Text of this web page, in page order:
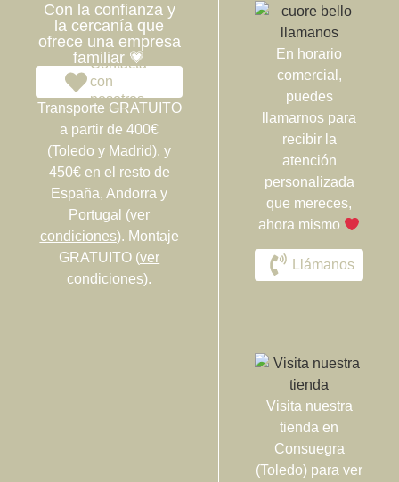
Con la confianza y
la cercanía que
ofrece una empresa
familiar 💗
Contacta
con
nosotros
Transporte GRATUITO
a partir de 400€
(Toledo y Madrid), y
450€ en el resto de
España, Andorra y
Portugal (ver
condiciones). Montaje
GRATUITO (ver
condiciones).
En horario
comercial,
puedes
llamarnos para
recibir la
atención
personalizada
que mereces,
ahora mismo
Llámanos
Visita nuestra
tienda en
Consuegra
(Toledo) para ver